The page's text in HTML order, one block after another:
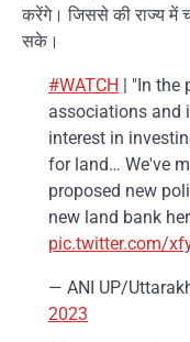
करेंगे। जिससे की राज्य में
सके।
#WATCH | "In the
associations and
interest in
for land… We've
proposed new
new land bank
pic.twitter.com/
— ANI UP/
2023